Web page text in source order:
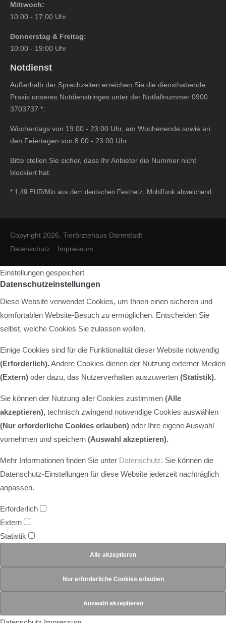
Mittwoch:
10:00 - 17:00 Uhr
Donnerstag & Freitag:
10:00 - 19:00 Uhr
Notdienst
Außerhalb der Sprechzeiten erreichen Sie die diensthabende
Praxis unseres Notdienstringes unter der Notfallnummer 0900
3703737 *.
Wochentags von 19:00 - 23:00 Uhr, am Wochenende sowie an
den Feiertagen von 8:00 - 23:00 Uhr.
Bitte stellen Sie sicher, dass Ihr Anbieter die Nummer nicht
blockiert hat.
* 1,49 EUR/Min aus dem deutschen Festnetz, Mobilfunk abweichend
Copyright 2026. Tierärztehaus Darmstadt
Datenschutz
Impressum
Einstellungen gespeichert
Datenschutzeinstellungen
Diese Website verwendet Cookies, um Ihnen einen sicheren und
komfortablen Website-Besuch zu ermöglichen. Entscheiden Sie
selbst, welche Cookies Sie zulassen wollen.
Einige Cookies sind für die Funktionalität dieser Website notwendig
(Erforderlich).Andere Cookies dienen der Nutzung externer Medien
(Extern) oder dazu, das Nutzerverhalten auszuwerten (Statistik).
Sie können der Nutzung aller Cookies zustimmen (Alle
akzeptieren), technisch zwingend notwendige Cookies auswählen
(Nur erforderliche Cookies erlauben) oder Ihre eigene Auswahl
vornehmen und speichern (Auswahl akzeptieren).
Mehr Informationen finden Sie unter Datenschutz. Sie können die
Datenschutz-Einstellungen für diese Website jederzeit nachträglich
anpassen.
Erforderlich
Extern
Statistik